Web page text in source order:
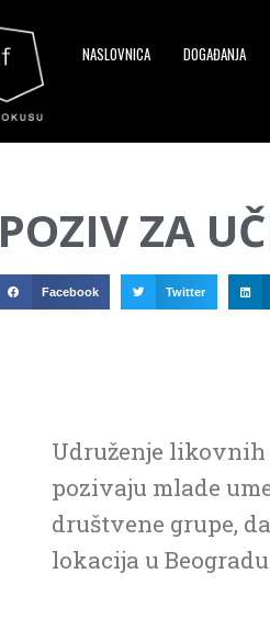
NASLOVNICA DOGAĐANJA
POZIV ZA
Facebook Twitter
Udruženje likovnih
pozivaju mlade
društvene grupe,
lokacija u